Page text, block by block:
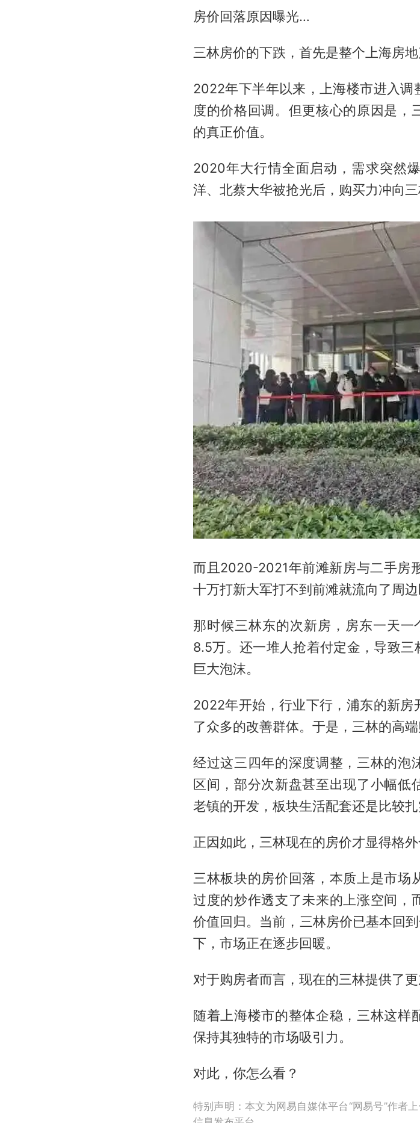
房价回落原因曝光…
三林房价的下跌，首先是整个上海房地
2022年下半年以来，上海楼市进入
度的价格回调。但更核心的原因是，
的真正价值。
2020年大行情全面启动，需求突然
洋、北蔡大华被抢光后，购买力冲向三
而且2020-2021年前滩新房与二手房
十万打新大军打不到前滩就流向了周边
那时候三林东的次新房，房东一天
8.5万。还一堆人抢着付定金，导致
巨大泡沫。
2022年开始，行业下行，浦东的新
了众多的改善群体。于是，三林的高端
经过这三四年的深度调整，三林的泡
区间，部分次新盘甚至出现了小幅低
老镇的开发，板块生活配套还是比较扎
正因如此，三林现在的房价才显得格外
三林板块的房价回落，本质上是市场
过度的炒作透支了未来的上涨空间，
价值回归。当前，三林房价已基本回
下，市场正在逐步回暖。
对于购房者而言，现在的三林提供了更
随着上海楼市的整体企稳，三林这样
保持其独特的市场吸引力。
对此，你怎么看？
特别声明：本文为网易自媒体平台“网易号”作者